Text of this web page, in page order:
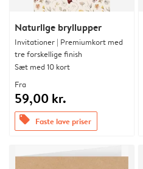
Naturlige bryllupper
Invitationer | Premiumkort med
tre forskellige finish
Sæt med 10 kort
Fra
59,00 kr.
offers Faste lave priser